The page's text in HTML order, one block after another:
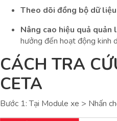
Theo dõi đồng bộ dữ
Nâng cao hiệu quả quản
hưởng đến hoạt động kinh
CÁCH TRA
CETA
Bước 1: Tại Module xe > Nhấn